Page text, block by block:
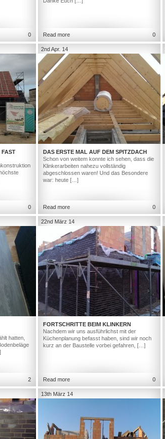
0 Read more 0
FAST
0
2nd Apr. 14
DAS ERSTE MAL AUF DEM SPITZDACH
Schon von weitem konnte ich sehen, dass die
Klinkerarbeiten nahezu vollständig
abgeschlossen waren! Und das Besondere
war: heute […]
Read more 0
hatten,
2
22nd März 14
FORTSCHRITTE BEIM KLINKERN
Nachdem wir uns ausführlichst mit der
Küchenplanung befasst haben, sind wir noch
kurz an der Baustelle vorbei gefahren, […]
Read more 0
13th März 14